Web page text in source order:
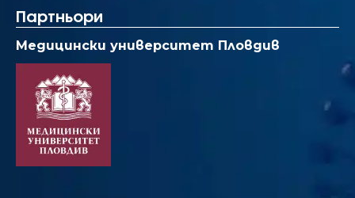
Партньори
Медицински университет Пловдив